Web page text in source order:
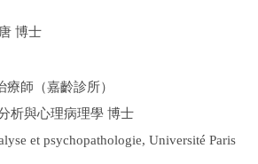
博士
療師（嘉齡診所）
析與心理病理學 博士
et psychopathologie, Université Paris